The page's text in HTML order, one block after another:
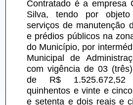
Contratado é a empresa
Silva, tendo por
serviços de manutenção
e prédios públicos na
do Município, por
Municipal de
com vigência de 03
de R$ 1.525.672,52
quinhentos e vinte e
e setenta e dois reais e